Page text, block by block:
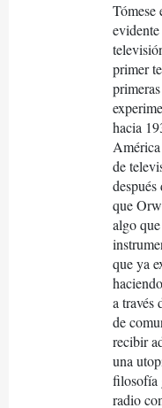
Tómese
primer
hacia
América
de
que
algo
que ya
a través
de
recibir
una
filosofía
radio